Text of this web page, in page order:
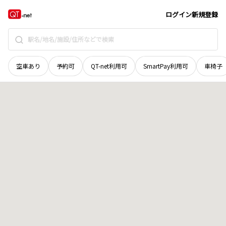
ログイン新規登録
空車あり 予約可 QT-net利用可 SmartPay利用可 車椅子
岡山県